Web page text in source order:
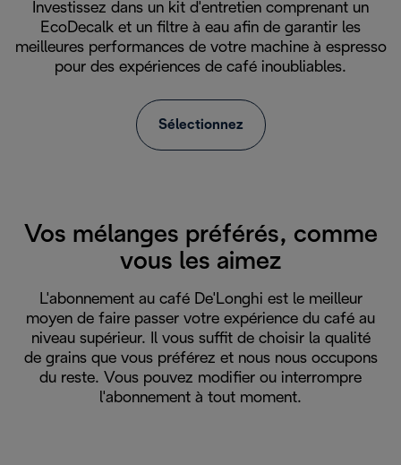
Investissez dans un kit d'entretien comprenant un
EcoDecalk et un filtre à eau afin de garantir les
meilleures performances de votre machine à espresso
pour des expériences de café inoubliables.
Sélectionnez
Vos mélanges préférés, comme
vous les aimez
L'abonnement au café De'Longhi est le meilleur
moyen de faire passer votre expérience du café au
niveau supérieur. Il vous suffit de choisir la qualité
de grains que vous préférez et nous nous occupons
du reste. Vous pouvez modifier ou interrompre
l'abonnement à tout moment.